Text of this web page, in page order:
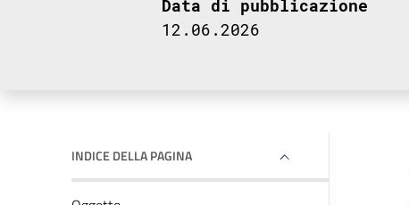
Data di pubblicazione
12.06.2026
INDICE DELLA PAGINA